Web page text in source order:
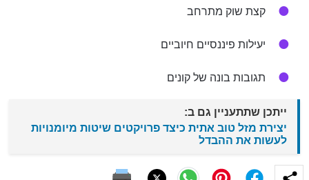
קצת שוק מתרחב
יעילות פיננסיים חיוביים
תגובות בונה של קונים
ייתכן שתתעניין גם ב:
יצירת מזל טוב אתית כיצד פרויקטים שיטות מיומנויות
לעשות את ההבדל